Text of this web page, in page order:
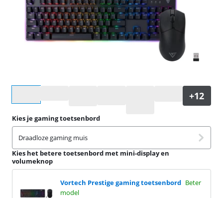
Kies je gaming toetsenbord
Draadloze gaming muis
Kies het betere toetsenbord met mini-display en
volumeknop
Vortech Prestige gaming toetsenbord Beter
model